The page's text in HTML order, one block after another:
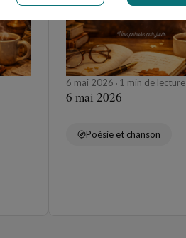
6 mai 2026 1 min de lecture
6 mai 2026
Poésie et chanson